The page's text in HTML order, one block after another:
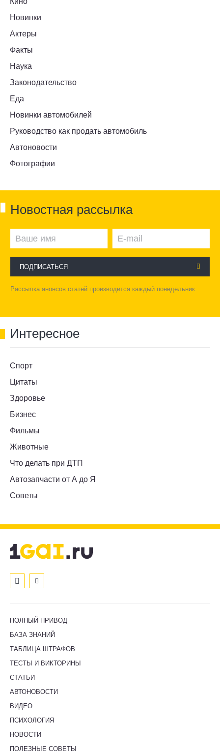
Новинки
Актеры
Факты
Наука
Законодательство
Еда
Новинки автомобилей
Руководство как продать автомобиль
Автоновости
Фотографии
Новостная рассылка
ПОДПИСАТЬСЯ
Рассылка анонсов статей производится каждый понедельник
Интересное
Спорт
Цитаты
Здоровье
Бизнес
Фильмы
Животные
Что делать при ДТП
Автозапчасти от А до Я
Советы
ПОЛНЫЙ ПРИВОД
БАЗА ЗНАНИЙ
ТАБЛИЦА ШТРАФОВ
ТЕСТЫ И ВИКТОРИНЫ
СТАТЬИ
АВТОНОВОСТИ
ВИДЕО
ПСИХОЛОГИЯ
НОВОСТИ
ПОЛЕЗНЫЕ СОВЕТЫ